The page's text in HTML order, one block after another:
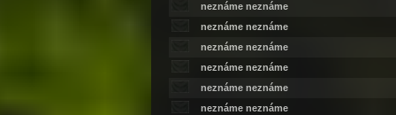
neznáme neznáme
neznáme neznáme
neznáme neznáme
neznáme neznáme
neznáme neznáme
neznáme neznáme